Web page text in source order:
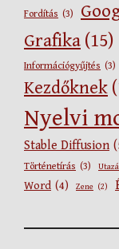
Fordítás (3)
Grafika (15)
Információgyűjtés (3)
Kezdőknek
Nyelvi
Stable Diffusion
Történetírás (3)
Word (4) Zene (2)